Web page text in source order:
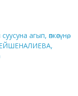
агып, өпкөсүнө,
БЕЙШЕНАЛИЕВА,